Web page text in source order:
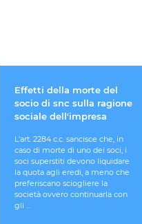
Effetti della morte del
socio di snc sulla ragione
sociale dell'impresa
L'art. 2284 c.c. sancisce che, in
caso di morte di uno dei soci, i
soci superstiti devono liquidare
la quota agli eredi, a meno che
preferiscano sciogliere la
società ovvero continuarla con
gli ...